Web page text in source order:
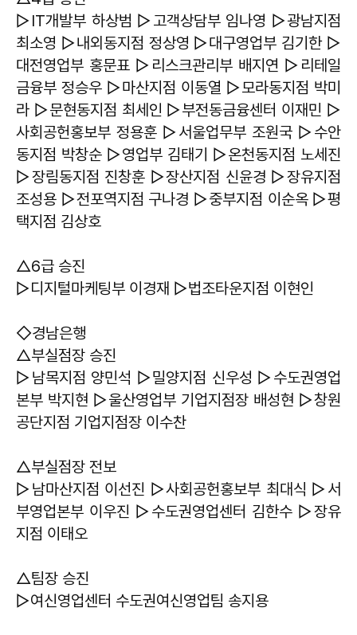
▷IT개발부 하상범 ▷고객상담부 임나영 ▷광남지점
최소영 ▷내외동지점 정상영 ▷대구영업부 김기한 ▷
대전영업부 홍문표 ▷리스크관리부 배지연 ▷리테일
금융부 정승우 ▷마산지점 이동열 ▷모라동지점 박미
라 ▷문현동지점 최세인 ▷부전동금융센터 이재민 ▷
사회공헌홍보부 정용훈 ▷서울업무부 조원국 ▷수안
동지점 박창순 ▷영업부 김태기 ▷온천동지점 노세진
▷장림동지점 진창훈 ▷장산지점 신윤경 ▷장유지점
조성용 ▷전포역지점 구나경 ▷중부지점 이순옥 ▷평
택지점 김상호
△6급 승진
▷디지털마케팅부 이경재 ▷법조타운지점 이현인
◇경남은행
△부실점장 승진
▷남목지점 양민석 ▷밀양지점 신우성 ▷수도권영업
본부 박지현 ▷울산영업부 기업지점장 배성현 ▷창원
공단지점 기업지점장 이수찬
△부실점장 전보
▷남마산지점 이선진 ▷사회공헌홍보부 최대식 ▷서
부영업본부 이우진 ▷수도권영업센터 김한수 ▷장유
지점 이태오
△팀장 승진
▷여신영업센터 수도권여신영업팀 송지용